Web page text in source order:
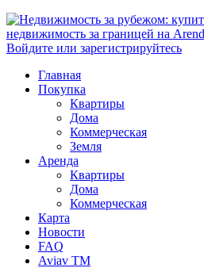
Войдите или зарегистрируйтесь
Главная
Покупка
Квартиры
Дома
Коммерческая
Земля
Аренда
Квартиры
Дома
Коммерческая
Карта
Новости
FAQ
Aviav TM